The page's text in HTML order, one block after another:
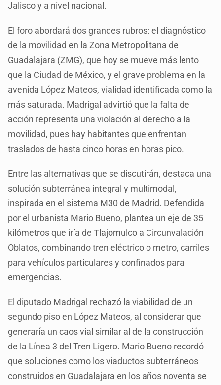
Jalisco y a nivel nacional.
El foro abordará dos grandes rubros: el diagnóstico
de la movilidad en la Zona Metropolitana de
Guadalajara (ZMG), que hoy se mueve más lento
que la Ciudad de México, y el grave problema en la
avenida López Mateos, vialidad identificada como la
más saturada. Madrigal advirtió que la falta de
acción representa una violación al derecho a la
movilidad, pues hay habitantes que enfrentan
traslados de hasta cinco horas en horas pico.
Entre las alternativas que se discutirán, destaca una
solución subterránea integral y multimodal,
inspirada en el sistema M30 de Madrid. Defendida
por el urbanista Mario Bueno, plantea un eje de 35
kilómetros que iría de Tlajomulco a Circunvalación
Oblatos, combinando tren eléctrico o metro, carriles
para vehículos particulares y confinados para
emergencias.
El diputado Madrigal rechazó la viabilidad de un
segundo piso en López Mateos, al considerar que
generaría un caos vial similar al de la construcción
de la Línea 3 del Tren Ligero. Mario Bueno recordó
que soluciones como los viaductos subterráneos
construidos en Guadalajara en los años noventa se